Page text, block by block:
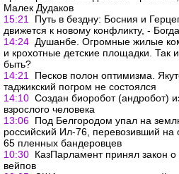
Малек Дудаков
15:21
Путь в бездну: Босния и
движется к новому конфликту, -
14:24 Душанбе. Огромные жилые
и крохотные детские площадки. Так
быть?
14:21
Песков полон оптимизма.
таджикский погром не состоялся
14:10 Создан биоробот (андробот)
взрослого человека
13:06 Под Белгородом упал на
российский Ил-76, перевозивший на
65 пленных бандеровцев
10:30 КазПарламент принял закон о
вейпов